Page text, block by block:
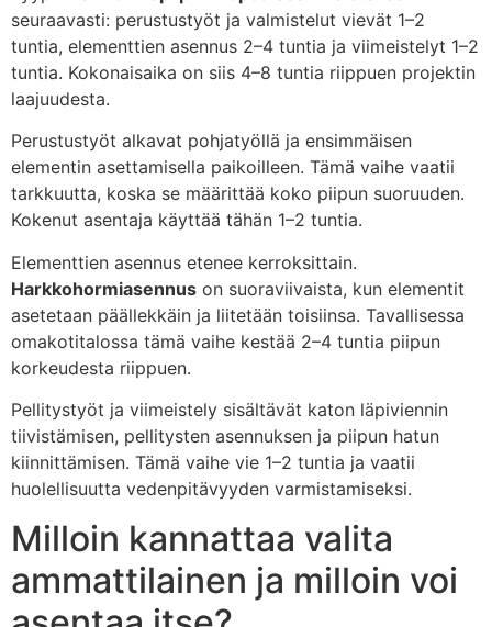
seuraavasti: perustustyöt ja valmistelut vievät 1–2
tuntia, elementtien asennus 2–4 tuntia ja viimeistelyt 1–2
tuntia. Kokonaisaika on siis 4–8 tuntia riippuen projektin
laajuudesta.
Perustustyöt alkavat pohjatyöllä ja ensimmäisen
elementin asettamisella paikoilleen. Tämä vaihe vaatii
tarkkuutta, koska se määrittää koko piipun suoruuden.
Kokenut asentaja käyttää tähän 1–2 tuntia.
Elementtien asennus etenee kerroksittain.
Harkkohormiasennus on suoraviivaista, kun elementit
asetetaan päällekkäin ja liitetään toisiinsa. Tavallisessa
omakotitalossa tämä vaihe kestää 2–4 tuntia piipun
korkeudesta riippuen.
Pellitystyöt ja viimeistely sisältävät katon läpiviennin
tiivistämisen, pellitysten asennuksen ja piipun hatun
kiinnittämisen. Tämä vaihe vie 1–2 tuntia ja vaatii
huolellisuutta vedenpitävyyden varmistamiseksi.
Milloin kannattaa valita
ammattilainen ja milloin voi